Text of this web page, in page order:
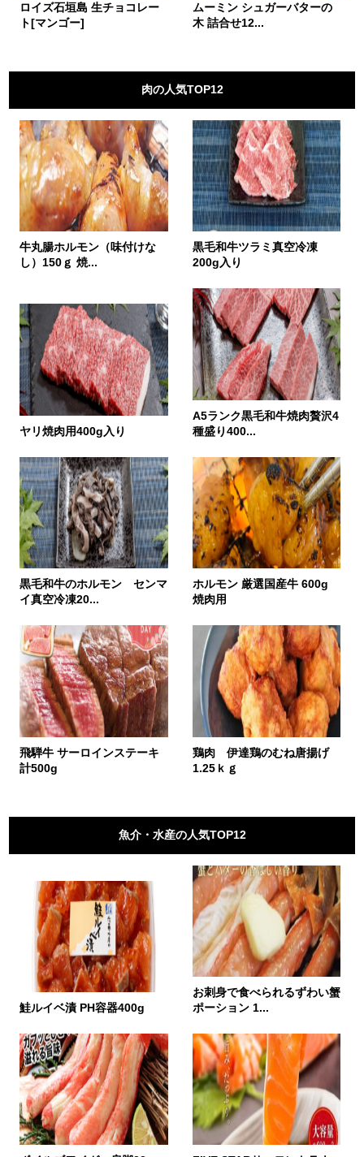
ロイズ石垣島 生チョコレー
ト[マンゴー]
ムーミン シュガーバターの
木 詰合せ12...
肉の人気TOP12
牛丸腸ホルモン（味付けな
し）150ｇ 焼...
黒毛和牛ツラミ真空冷凍
200g入り
ヤリ焼肉用400g入り
A5ランク黒毛和牛焼肉贅沢4
種盛り400...
黒毛和牛のホルモン センマ
イ真空冷凍20...
ホルモン 厳選国産牛 600g
焼肉用
飛騨牛 サーロインステーキ
計500g
鶏肉 伊達鶏のむね唐揚げ
1.25ｋｇ
魚介・水産の人気TOP12
鮭ルイベ漬 PH容器400g
お刺身で食べられるずわい蟹
ポーション 1...